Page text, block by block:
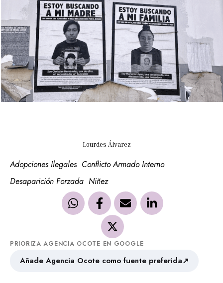
Lourdes Álvarez
Adopciones Ilegales Conflicto Armado Interno
Desaparición Forzada Niñez
PRIORIZA AGENCIA OCOTE EN GOOGLE
Añade Agencia Ocote como fuente preferida↗